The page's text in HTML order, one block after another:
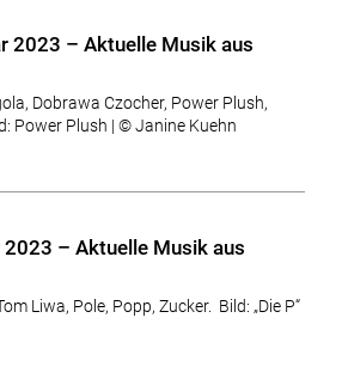
2023 – Aktuelle Musik aus
Dobrawa Czocher, Power Plush,
Power Plush | © Janine Kuehn
2023 – Aktuelle Musik aus
Liwa, Pole, Popp, Zucker. Bild: „Die P“